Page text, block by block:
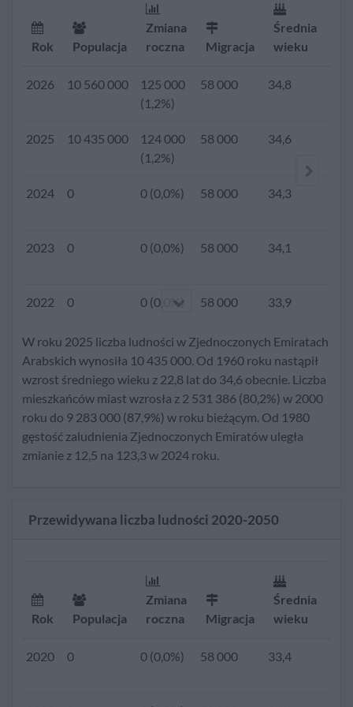
Rok Populacja
Zmiana
roczna
Migracja
Średnia
wieku
2026 10 560 000
125 000
(1,2%)
58 000 34,8
2025 10 435 000
124 000
(1,2%)
58 000 34,6
2024 0 0 (0,0%) 58 000 34,3
2023 0 0 (0,0%) 58 000 34,1
2022 0 0 (0,0%) 58 000 33,9
2021 0 0 (0,0%) 58 000 33,7
2020 9 813 000
131 000
(1,3%)
58 000 33,4
2019 0 0 (0,0%) 60 200
2018 0 0 (0,0%) 60 200 33,0
0 (0,0%) 32,8
2016 0 0 (0,0%) 60 200 32,7
W roku 2025 liczba ludności w Zjednoczonych Emiratach
Arabskich wynosiła 10 435 000. Od 1960 roku nastąpił
wzrost średniego wieku z 22,8 lat do 34,6 obecnie. Liczba
mieszkańców miast wzrosła z 2 531 386 (80,2%) w 2000
roku do 9 283 000 (87,9%) w roku bieżącym. Od 1980
gęstość zaludnienia Zjednoczonych Emiratów uległa
zmianie z 12,5 na 123,3 w 2024 roku.
Przewidywana liczba ludności 2020-2050
Rok Populacja
Zmiana
roczna
Migracja
Średnia
wieku
2020 0 0 (0,0%) 58 000 33,4